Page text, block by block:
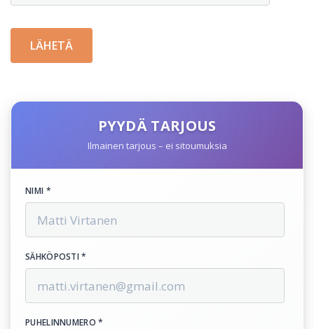
PYYDÄ TARJOUS
Ilmainen tarjous – ei sitoumuksia
NIMI *
SÄHKÖPOSTI *
PUHELINNUMERO *